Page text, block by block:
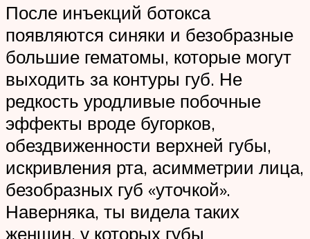
После инъекций ботокса
появляются синяки и безобразные
большие гематомы, которые могут
выходить за контуры губ. Не
редкость уродливые побочные
эффекты вроде бугорков,
обездвиженности верхней губы,
искривления рта, асимметрии лица,
безобразных губ «уточкой».
Наверняка, ты видела таких
женщин, у которых губы